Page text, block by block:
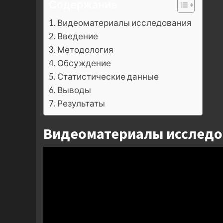
Видеоматериалы исследования
Введение
Методология
Обсуждение
Статистические данные
Выводы
Результаты
Видеоматериалы